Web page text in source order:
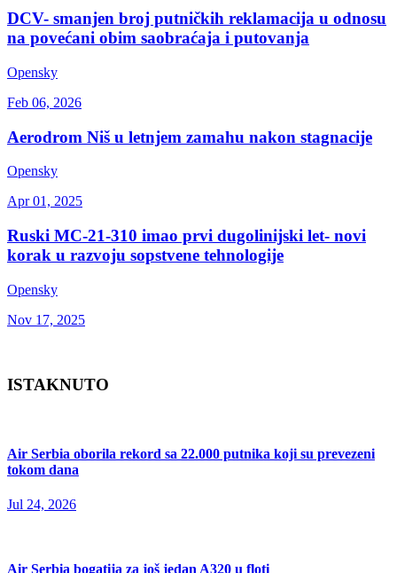
DCV- smanjen broj putničkih reklamacija u odnosu
na povećani obim saobraćaja i putovanja
Opensky
Feb 06, 2026
Aerodrom Niš u letnjem zamahu nakon stagnacije
Opensky
Apr 01, 2025
Ruski MC-21-310 imao prvi dugolinijski let- novi
korak u razvoju sopstvene tehnologije
Opensky
Nov 17, 2025
ISTAKNUTO
Air Serbia oborila rekord sa 22.000 putnika koji su prevezeni
tokom dana
Jul 24, 2026
Air Serbia bogatija za još jedan A320 u floti